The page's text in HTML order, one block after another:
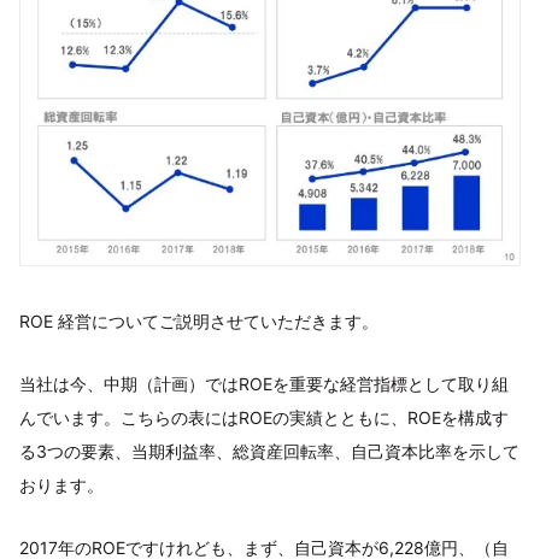
ROE 経営についてご説明させていただきます。
当社は今、中期（計画）ではROEを重要な経営指標として取り組
んでいます。こちらの表にはROEの実績とともに、ROEを構成す
る3つの要素、当期利益率、総資産回転率、自己資本比率を示して
おります。
2017年のROEですけれども、まず、自己資本が6,228億円、（自